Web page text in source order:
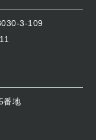
3-109
番地